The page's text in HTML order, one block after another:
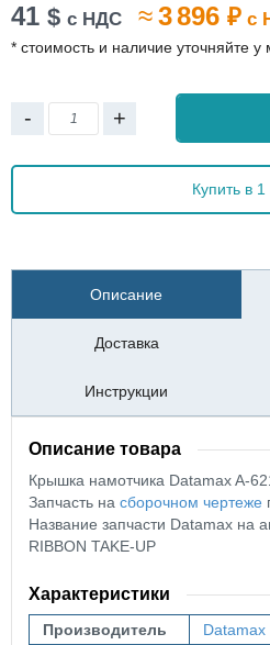
41 $ с НДС ≈3 896 ₽ с
* стоимость и наличие уточняйте
- +
Купить в 1
Описание
Доставка
Инструкции
Описание товара
Крышка намотчика Datamax A-
Запчасть на сборочном чертеже
Название запчасти Datamax на
RIBBON TAKE-UP
Характеристики
Производитель
Datamax